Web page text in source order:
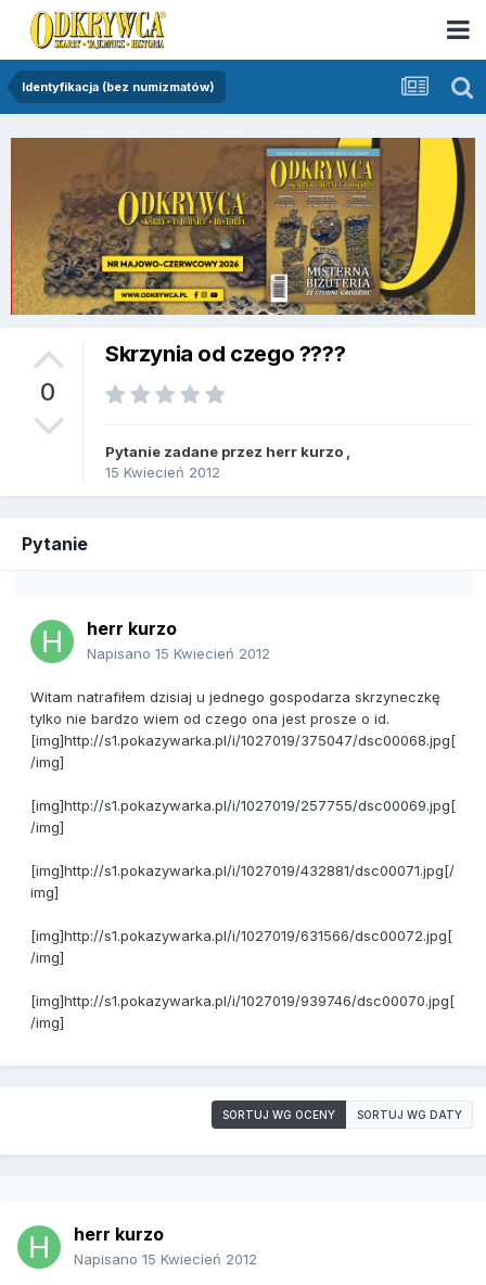
Identyfikacja (bez numizmatów)
0
Skrzynia od czego ????
Pytanie zadane przez herr kurzo
15 Kwiecień 2012
Pytanie
herr kurzo
Napisano 15 Kwiecień 2012
Witam natrafiłem dzisiaj u jednego gospodarza skrzyneczkę
tylko nie bardzo wiem od czego ona jest prosze o id.
[img]http://s1.pokazywarka.pl/i/1027019/375047/dsc00068.jpg[
/img]
[img]http://s1.pokazywarka.pl/i/1027019/257755/dsc00069.jpg[
/img]
[img]http://s1.pokazywarka.pl/i/1027019/432881/dsc00071.jpg[/
img]
[img]http://s1.pokazywarka.pl/i/1027019/631566/dsc00072.jpg[
/img]
[img]http://s1.pokazywarka.pl/i/1027019/939746/dsc00070.jpg[
/img]
SORTUJ WG OCENY SORTUJ WG DATY
herr kurzo
Napisano 15 Kwiecień 2012